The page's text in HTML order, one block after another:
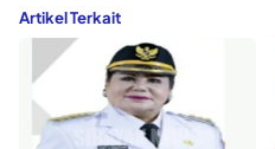
Artikel Terkait